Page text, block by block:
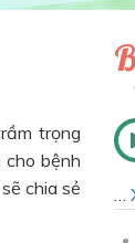
trọng
bệnh
chia sẻ
…